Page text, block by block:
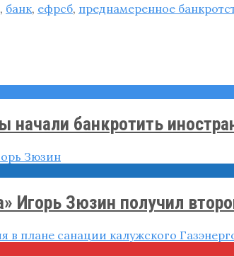
, банк, ефрсб, преднамеренное
банкротить
Игорь Зюзин получил